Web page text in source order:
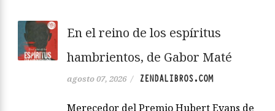
En el reino de los espíritus
hambrientos, de Gabor Maté
agosto 07, 2026 / ZENDALIBROS.COM
Merecedor del Premio Hubert Evans de